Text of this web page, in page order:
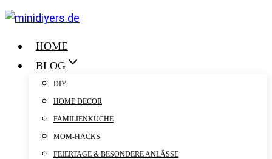
Zum
springenHOME
BLOG
DIY
HOME DECOR
FAMILIENKÜCHE
MOM-HACKS
FEIERTAGE & BESONDERE ANLÄSSE